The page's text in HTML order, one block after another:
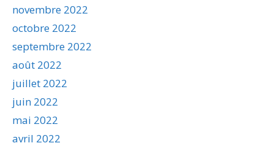
novembre 2022
octobre 2022
septembre 2022
août 2022
juillet 2022
juin 2022
mai 2022
avril 2022